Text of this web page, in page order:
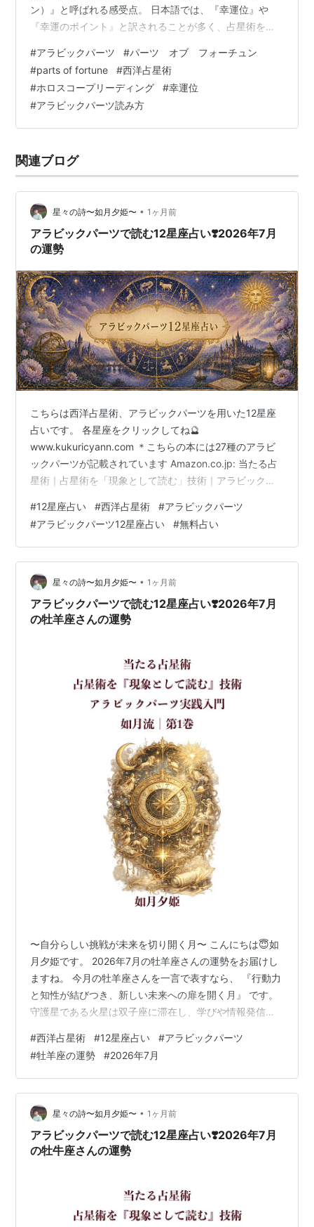
ン）』と呼ばれる感受点。 日本語では、『幸運位』や
『幸運のポイント』と訳されることが多く、占星術を学
す。 その意味は ・人生で成功しやすい場所・才能が発揮
されるポイント・財運や豊かさを示す場所・自然に幸運
が流れ込むポイント として紹介されることも多いようで
す。 しかし、Part of Fortuneは単なる『棚からぼた餅の
ラッキーポイント』ではありません。 本来のPart of
#アラビックパーツ #パーツ オブ フォーチュン
#parts of fortune #西洋占星術
#ホロスコープリーディング #幸運位
#アラビックパーツ読み方
関連ブログ
星々の詩〜如月夕姫〜 • 1ヶ月前
アラビックパーツで読む12星座占い❣️2026年7月
の運勢
こちらは西洋占星術、アラビックパーツを用いた12星座
占いです。 各星座をクリックしてね🔮
www.kukuricyann.com ＊こちらの本には27種のアラビ
ックパーツが記載されています Amazon.co.jp: 当たる占
星術｜占星術を「現象として読む」技術｜アラビックパ
現れる 西洋占星術アラビックパーツ (星々の詩) eBook :
如月夕姫: Kindleストア ランキング参加中スピリチュアル
ランキング参加中占いどうでしょう ランキング参加中占
いブログ、占いを通じて伝えたいメッセージ ランキング
参加中メンタル ランキング…
#12星座占い #西洋占星術 #アラビックパーツ
#アラビックパーツ12星座占い #無料占い
星々の詩〜如月夕姫〜 • 1ヶ月前
アラビックパーツで読む12星座占い❣️2026年7月
の牡羊座さんの運勢
〜自分らしい挑戦が未来を切り開く月〜 こんにちは😇如
月夕姫です。 2026年7月の牡羊座さんの運勢をお届けし
ますね。 今月の牡羊座さんを一言で表すなら、 『行動力
と知性が結びつき、新しい未来への扉を開く月』 です。
守護星である火星は双子座に滞在し、学びや情報発信、
を第1室とすると、火星は第3室に入り、『学ぶ・伝え
る・発信する』というテーマが強調されます。 これまで
温めてきたアイデアを形にしたり、新しい知識を吸収し
たりすることで、大きな飛躍のきっかけをつかめるでし
ょう。 🌟 全体運 「まず動く」が幸運の鍵 今月は停滞よ
りも前進のエネルギーが強…
#西洋占星術 #12星座占い #アラビックパーツ
#牡羊座の運勢 #2026年7月
星々の詩〜如月夕姫〜 • 1ヶ月前
アラビックパーツで読む12星座占い❣️2026年7月
の牡牛座さんの運勢